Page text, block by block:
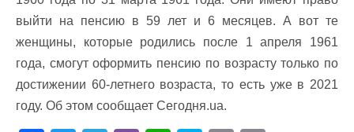
выйти на пенсию в 59 лет и 6 месяцев. А вот те
женщины, которые родились после 1 апреля 1961
года, смогут оформить пенсию по возрасту только по
достижении 60-летнего возраста, то есть уже в 2021
году. Об этом сообщает Сегодня.ua.